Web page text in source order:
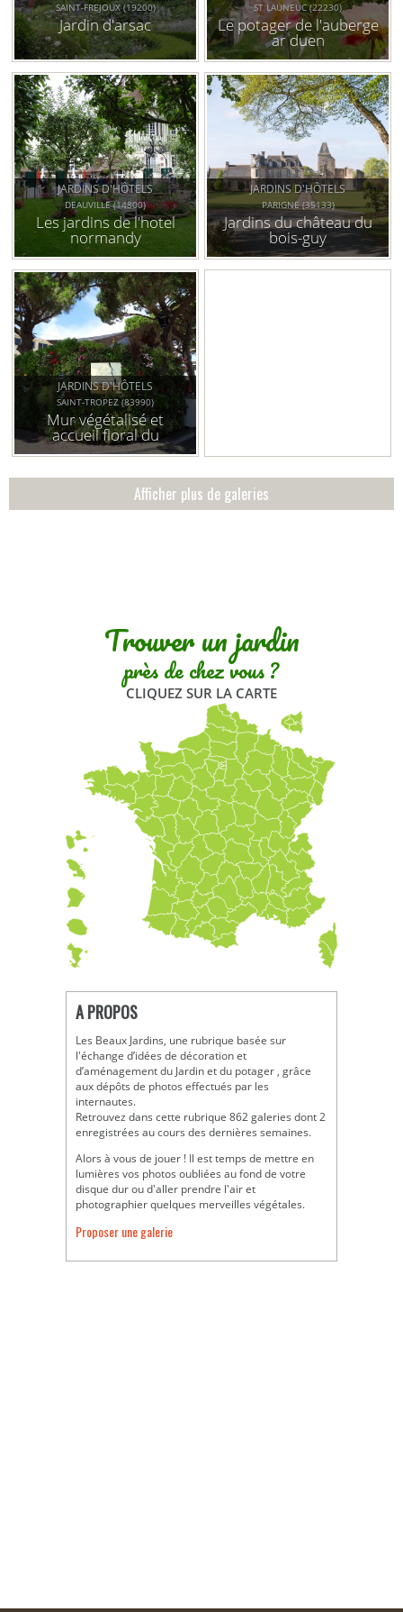
SAINT-FREJOUX (19200)
Jardin d'arsac
ST LAUNEUC (22230)
Le potager de l'auberge
ar duen
JARDINS D'HÔTELS
DEAUVILLE (14800)
Les jardins de l'hotel
normandy
JARDINS D'HÔTELS
PARIGNE (35133)
Jardins du château du
bois-guy
JARDINS D'HÔTELS
SAINT-TROPEZ (83990)
Mur végétalisé et
accueil floral du
restaurant l'opéra
Afficher plus de galeries
Trouver un jardin
près de chez vous ?
CLIQUEZ SUR LA CARTE
A PROPOS
Les Beaux Jardins, une rubrique basée sur
l'échange d’idées de décoration et
d’aménagement du Jardin et du potager , grâce
aux dépôts de photos effectués par les
internautes.
Retrouvez dans cette rubrique 862 galeries dont 2
enregistrées au cours des dernières semaines.
Alors à vous de jouer ! Il est temps de mettre en
lumières vos photos oubliées au fond de votre
disque dur ou d'aller prendre l'air et
photographier quelques merveilles végétales.
Proposer une galerie